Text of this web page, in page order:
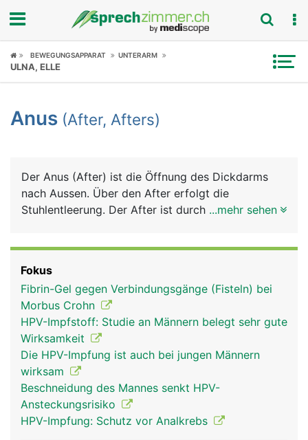
Fokus
Symptome
News
Rubriken
BEWEGUNGSAPPARAT UNTERARM
ULNA, ELLE
Anus (After, Afters)
Der Anus (After) ist die Öffnung des Dickdarms
nach Aussen. Über den After erfolgt die
Stuhlentleerung. Der After ist durch zwei
kontrollierbaren) äusseren Afterschliessmuskel. In
der Übergangszone zwischen Darmschleimhaut
und äusserer Haut befindet sich die sogenannte
Hämorrhoidalzone, ein Venengeflecht, das
zusammen mit den beiden Ringmuskeln den
Enddarm abdichtet.
...mehr sehen
Fokus
Fibrin-Gel gegen Verbindungsgänge (Fisteln) bei
Morbus Crohn
HPV-Impfstoff: Studie an Männern belegt sehr gute
Wirksamkeit
Die HPV-Impfung ist auch bei jungen Männern
wirksam
Beschneidung des Mannes senkt HPV-
Ansteckungsrisiko
HPV-Impfung: Schutz vor Analkrebs